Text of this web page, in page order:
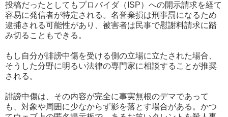
投稿だったとしてもプロバイダ（ISP）への開示請求を経て
容易に発信者が特定される。名誉棄損は刑事罰になるため
逮捕される可能性があり、被害者は民事で慰謝料請求に踏
み切ることもできる。
もし自分が誹謗中傷を受ける側の立場に立たされた場合、
そうした分野に明るい法律の専門家に相談することが推奨
される。
誹謗中傷は、その内容が完全に事実無根のデマであって
も、対象や周囲に少なからず影を落とす場合がある。かつ